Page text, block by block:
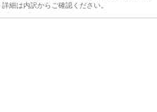
細は内訳からご確認ください。